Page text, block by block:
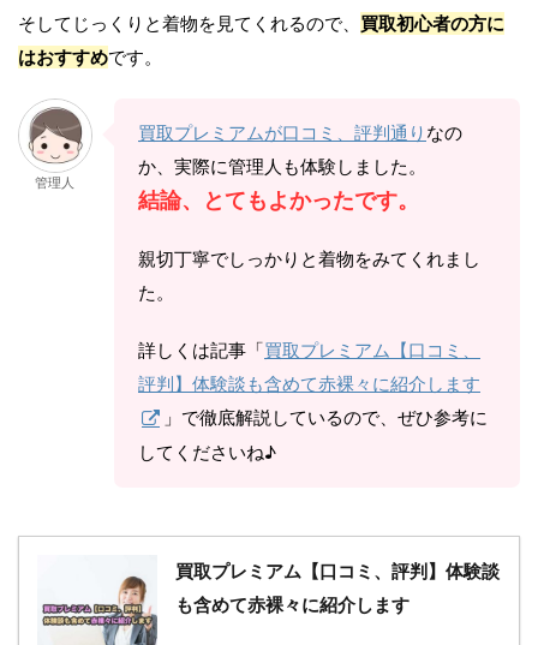
そしてじっくりと着物を見てくれるので、 買取初心者の方に
はおすすめです。
管理人
買取プレミアムが口コミ、評判通り なの
か、実際に管理人も体験しました。
結論、とてもよかったです。
親切丁寧でしっかりと着物をみてくれまし
た。
詳しくは記事「買取プレミアム【口コミ、
評判】体験談も含めて赤裸々に紹介します
」で徹底解説しているので、ぜひ参考に
してくださいね♪
買取プレミアム【口コミ、評判】体験談
も含めて赤裸々に紹介します